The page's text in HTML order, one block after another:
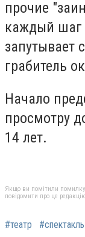
прочие
каждый шаг
запутывает
грабитель
Начало
просмотру
14 лет.
Якщо ви помітили помилку,
повідомити про це
#театр #спектакль